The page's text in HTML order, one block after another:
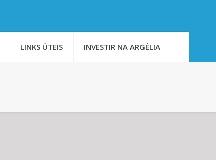
LINKS ÚTEIS INVESTIR NA ARGÉLIA